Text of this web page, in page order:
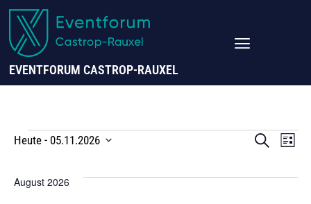
EVENTFORUM CASTROP-RAUXEL
SUCHE
LISTE
Heute - 05.11.2026
August 2026